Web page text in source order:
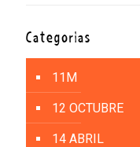
Categorías
11M
12 OCTUBRE
14 ABRIL